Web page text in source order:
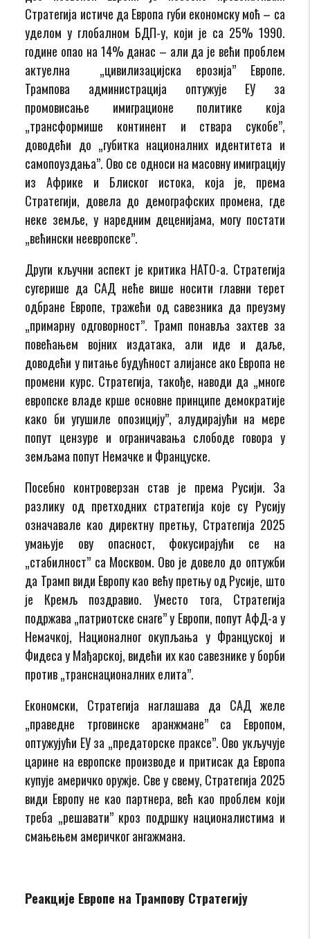
Стратегија истиче да Европа губи економску моћ – са
уделом у глобалном БДП-у, који је са 25% 1990.
године опао на 14% данас – али да је већи проблем
актуелна „цивилизацијска ерозија” Европе.
Трампова администрација оптужује ЕУ за
промовисање имиграционе политике која
„трансформише континент и ствара сукобе”,
доводећи до „губитка националних идентитета и
самопоуздања”. Ово се односи на масовну имиграцију
из Африке и Блиског истока, која је, према
Стратегији, довела до демографских промена, где
неке земље, у наредним деценијама, могу постати
„већински неевропске”.
Други кључни аспект је критика НАТО-а. Стратегија
сугерише да САД неће више носити главни терет
одбране Европе, тражећи од савезника да преузму
„примарну одговорност”. Трамп понавља захтев за
повећањем војних издатака, али иде и даље,
доводећи у питање будућност алијансе ако Европа не
промени курс. Стратегија, такође, наводи да „многе
европске владе крше основне принципе демократије
како би угушиле опозицију”, алудирајући на мере
попут цензуре и ограничавања слободе говора у
земљама попут Немачке и Француске.
Посебно контроверзан став је према Русији. За
разлику од претходних стратегија које су Русију
означавале као директну претњу, Стратегија 2025
умањује ову опасност, фокусирајући се на
„стабилност” са Москвом. Ово је довело до оптужби
да Трамп види Европу као већу претњу од Русије, што
је Кремљ поздравио. Уместо тога, Стратегија
подржава „патриотске снаге” у Европи, попут АфД-а у
Немачкој, Националног окупљања у Француској и
Фидеса у Мађарској, видећи их као савезнике у борби
против „транснационалних елита”.
Економски, Стратегија наглашава да САД желе
„праведне трговинске аранжмане” са Европом,
оптужујући ЕУ за „предаторске праксе”. Ово укључује
царине на европске производе и притисак да Европа
купује америчко оружје. Све у свему, Стратегија 2025
види Европу не као партнера, већ као проблем који
треба „решавати” кроз подршку националистима и
смањењем америчког ангажмана.
Реакције Европе на Трампову Стратегију